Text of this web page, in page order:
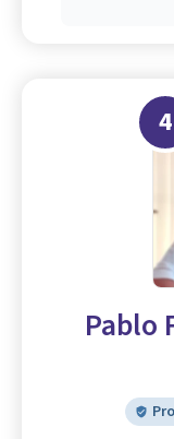
4
Pablo